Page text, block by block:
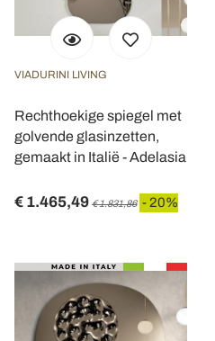
VIADURINI LIVING
Rechthoekige spiegel met
golvende glasinzetten,
gemaakt in Italië - Adelasia
€ 1.465,49 € 1.831,86 - 20%